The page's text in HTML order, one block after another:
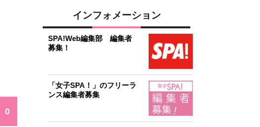
インフォメーション
SPA!Web編集部 編集者
募集！
「女子SPA！」のフリーラ
ンス編集者募集